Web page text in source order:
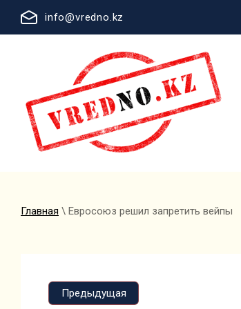
info@vredno.kz
Главная \ Евросоюз решил запретить вейпы
Предыдущая